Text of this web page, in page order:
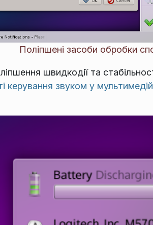
Поліпшені засоби обробки
швидкодії та
керування звуком у